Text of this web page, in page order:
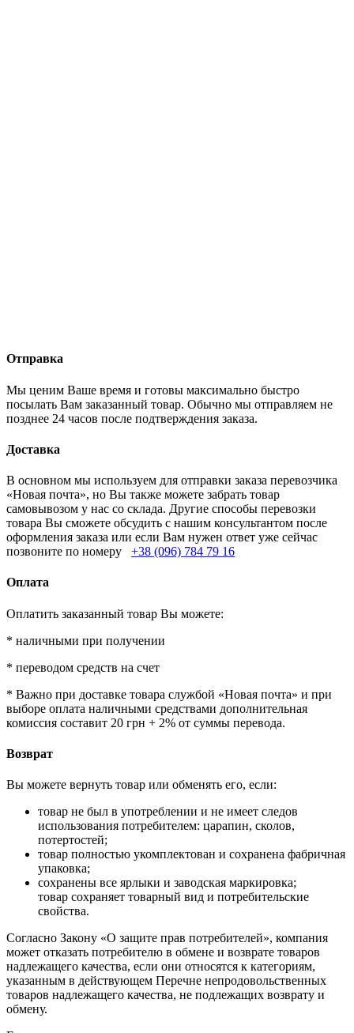
Отправка
Мы ценим Ваше время и готовы максимально быстро
посылать Вам заказанный товар. Обычно мы отправляем не
позднее 24 часов после подтверждения заказа.
Доставка
В основном мы используем для отправки заказа перевозчика
«Новая почта», но Вы также можете забрать товар
самовывозом у нас со склада. Другие способы перевозки
товара Вы сможете обсудить с нашим консультантом после
оформления заказа или если Вам нужен ответ уже сейчас
позвоните по номеру +38 (096) 784 79 16
Оплата
Оплатить заказанный товар Вы можете:
* наличными при получении
* переводом средств на счет
* Важно при доставке товара службой «Новая почта» и при
выборе оплата наличными средствами дополнительная
комиссия составит 20 грн + 2% от суммы перевода.
Возврат
Вы можете вернуть товар или обменять его, если:
товар не был в употреблении и не имеет следов
использования потребителем: царапин, сколов,
потертостей;
товар полностью укомплектован и сохранена фабричная
упаковка;
сохранены все ярлыки и заводская маркировка;
товар сохраняет товарный вид и потребительские
свойства.
Согласно Закону «О защите прав потребителей», компания
может отказать потребителю в обмене и возврате товаров
надлежащего качества, если они относятся к категориям,
указанным в действующем Перечне непродовольственных
товаров надлежащего качества, не подлежащих возврату и
обмену.